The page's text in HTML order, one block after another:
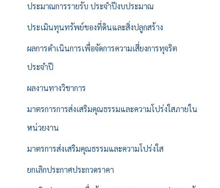
ประมาณการรายรับ ประจำปีงบประมาณ
ประเมินทุนทรัพย์ของที่ดินและสิ่งปลูกสร้าง
ผลการดำเนินการเพื่อจัดการความเสี่ยงการทุจริต
ประจำปี
ผลงานทางวิชาการ
มาตรการการส่งเสริมคุณธรรมและความโปร่งใสภายใน
หน่วยงาน
มาตรการส่งเสริมคุณธรรมและความโปร่งใส
ยกเลิกประกาศประกวดราคา